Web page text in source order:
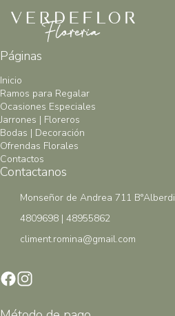
Páginas
Inicio
Ramos para Regalar
Ocasiones Especiales
Jarrones | Floreros
Bodas | Decoración
Ofrendas Florales
Contactos
Contactanos
Monseñor de Andrea 711 B°Alberdi
4809698 | 48955862
climent.romina@gmail.com